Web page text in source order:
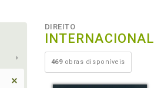
DIREITO
INTERNACIONAL
469obras disponíveis